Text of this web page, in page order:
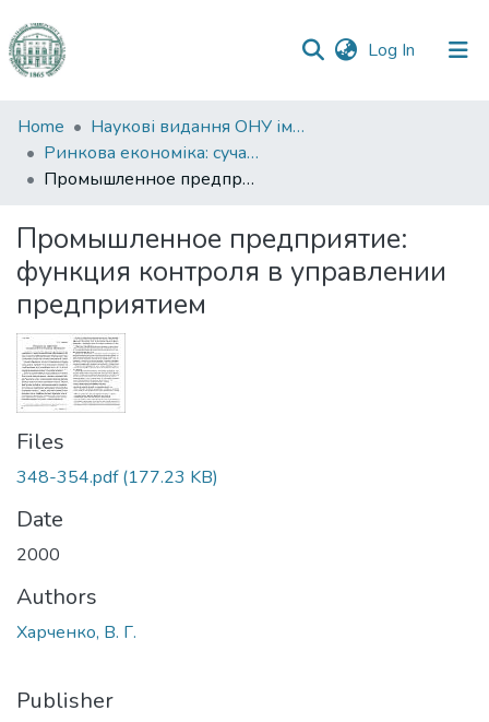
Log In (current)
Communities
&
Collections
Statistics
Home
Наукові видання ОНУ імені І. І. Мечникова
Ринкова економіка: сучасна теорія і практика управління
Промышленное предприятие: функция контроля в управлении предприятием
Промышленное предприятие:
функция контроля в управлении
предприятием
Files
348-354.pdf(177.23 KB)
Date
2000
Authors
Харченко, В. Г.
Publisher